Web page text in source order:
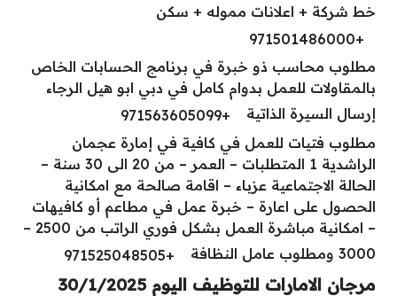
خط شركة + اعلانات مموله + سكن
+971501486000
مطلوب محاسب ذو خبرة في برنامج الحسابات الخاص
بالمقاولات للعمل بدوام كامل في دبي ابو هيل الرجاء
إرسال السيرة الذاتية
+971563605099
مطلوب فتيات للعمل في كافية في إمارة عجمان
الراشدية 1 المتطلبات – العمر – من 20 الى 30 سنة –
الحالة الاجتماعية عزباء – اقامة صالحة مع امكانية
الحصول على اعارة – خبرة عمل في مطاعم أو كافيهات
– امكانية مباشرة العمل بشكل فوري الراتب من 2500 –
3000 ومطلوب عامل النظافة
+971525048505
مرجان الامارات للتوظيف اليوم 30/1/2025